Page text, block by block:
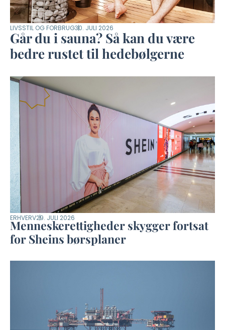
LIVSSTIL OG FORBRUG30. JULI 2026
Går du i sauna? Så kan du være
bedre rustet til hedebølgerne
ERHVERV29. JULI 2026
Menneskerettigheder skygger fortsat
for Sheins børsplaner